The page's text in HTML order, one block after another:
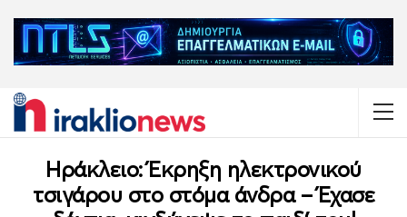
Ηράκλειο: Έκρηξη ηλεκτρονικού
τσιγάρου στο στόμα άνδρα – Έχασε